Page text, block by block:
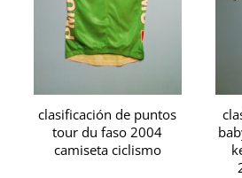
clasificación de puntos
tour du faso 2004
camiseta ciclismo